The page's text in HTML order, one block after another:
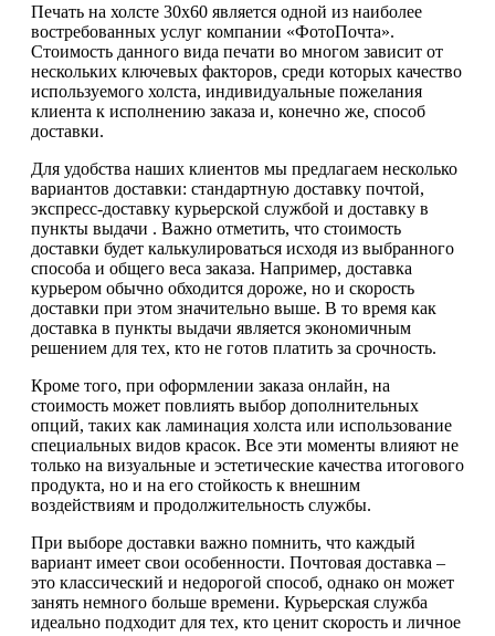
Печать на холсте 30х60 является одной из наиболее
востребованных услуг компании «ФотоПочта».
Стоимость данного вида печати во многом зависит от
нескольких ключевых факторов, среди которых качество
используемого холста, индивидуальные пожелания
клиента к исполнению заказа и, конечно же, способ
доставки.
Для удобства наших клиентов мы предлагаем несколько
вариантов доставки: стандартную доставку почтой,
экспресс-доставку курьерской службой и доставку в
пункты выдачи . Важно отметить, что стоимость
доставки будет калькулироваться исходя из выбранного
способа и общего веса заказа. Например, доставка
курьером обычно обходится дороже, но и скорость
доставки при этом значительно выше. В то время как
доставка в пункты выдачи является экономичным
решением для тех, кто не готов платить за срочность.
Кроме того, при оформлении заказа онлайн, на
стоимость может повлиять выбор дополнительных
опций, таких как ламинация холста или использование
специальных видов красок. Все эти моменты влияют не
только на визуальные и эстетические качества итогового
продукта, но и на его стойкость к внешним
воздействиям и продолжительность службы.
При выборе доставки важно помнить, что каждый
вариант имеет свои особенности. Почтовая доставка –
это классический и недорогой способ, однако он может
занять немного больше времени. Курьерская служба
идеально подходит для тех, кто ценит скорость и личное